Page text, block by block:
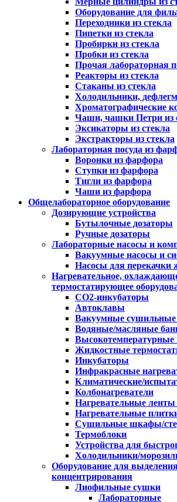
Оборудование для
Переходники из стекла
Пипетки из стекла
Пробирки из стекла
Пробки из стекла
Прочая лабораторная
Реакторы из стекла
Стаканы из стекла
Холодильники,
Хроматографические
Чаши, чашки Петри из
Эксикаторы из стекла
Экстракторы из стекла
Лабораторная посуда из
Воронки из фарфора
Ступки из фарфора
Тигли из фарфора
Чаши из фарфора
Общелабораторное оборудование
Дозирующие устройства
Бутылочные дозаторы
Ручные дозаторы
Лабораторные насосы и
Вакуумные насосы и
Насосы для перекачки
Нагревательное,
термостатирующее
CO2-инкубаторы
Автоклавы
Вакуумные
Водяные/масляные
Высокотемпературные
Жидкостные
Инкубаторы
Инфракрасные
Климатические/
Колбонагреватели
Нагревательные ленты
Нагревательные
Сушильные шкафы/
Термоблоки
Устройства для
Холодильники/
Оборудование для
концентрирования
Лиофильные сушки
Лабораторные